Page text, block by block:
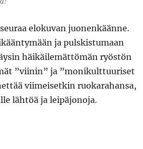
elokuvan juonenkäänne.
ja pulskistumaan
häikäilemättömän ryöstön
”viinin” ja ”monikulttuuriset
viimeisetkin ruokarahansa,
lähtöä ja leipäjonoja.